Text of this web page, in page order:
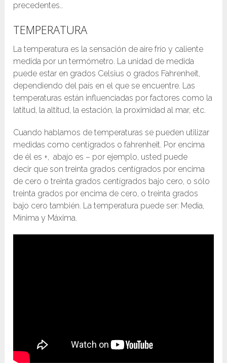
precedentes..
TEMPERATURA
La temperatura es la sensación de aire frío y caliente
medida por un termómetro. La unidad de medida
puede estar en grados Celsius o grados Fahrenheit,
dependiendo del país en el que se encuentre. Las
temperaturas están influenciadas por factores como la
latitud, la altitud, la estación, la proximidad al mar, etc.
Cuando hablamos de temperaturas se pueden utilizar
medidas como centígrados o fahrenheit. Por encima
de él es +, abajo es – por ejemplo, usted puede
decir que son treinta grados centígrados por encima
de cero o treinta grados centígrados bajo cero, o sólo
treinta grados por encima de cero, o treinta grados
bajo cero también. La temperatura puede ser: Media,
Mínima y Máxima.